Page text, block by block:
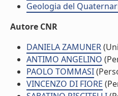
Geologia del
Autore CNR
DANIELA ZAMUNER
ANTIMO ANGELINO
PAOLO TOMMASI
VINCENZO DI FIORE